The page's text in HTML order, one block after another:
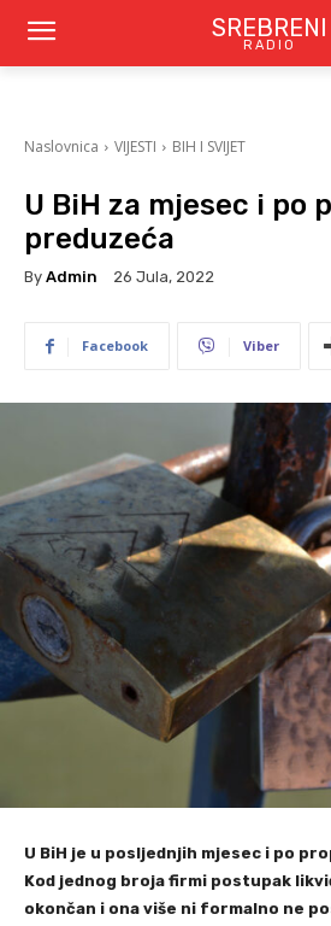
SREBRENI
RADIO
Naslovnica VIJESTI BIH I SVIJET
U BiH za mjesec i po
preduzeća
By Admin 26 Jula, 2022
Facebook Viber
U BiH je u posljednjih mjesec i po
Kod jednog broja firmi postupak
okončan i ona više ni formalno ne